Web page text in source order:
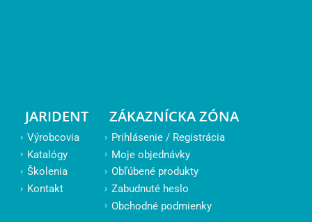
JARIDENT
Výrobcovia
Katalógy
Školenia
Kontakt
ZÁKAZNÍCKA ZÓNA
Prihlásenie / Registrácia
Moje objednávky
Obľúbené produkty
Zabudnuté heslo
Obchodné podmienky